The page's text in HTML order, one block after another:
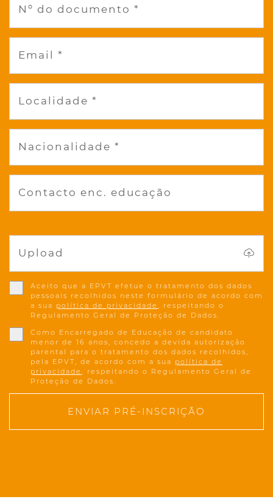
Nº do documento *
Email *
Localidade *
Nacionalidade *
Contacto enc. educação
Upload
Aceito que a EPVT efetue o tratamento dos dados
pessoais recolhidos neste formulário de acordo com
a sua política de privacidade
, respeitando o
Regulamento Geral de Proteção de Dados.
Como Encarregado de Educação de candidato
menor de 16 anos, concedo a devida autorização
parental para o tratamento dos dados recolhidos,
pela EPVT, de acordo com a sua política de
privacidade
, respeitando o Regulamento Geral de
Proteção de Dados.
ENVIAR PRÉ-INSCRIÇÃO